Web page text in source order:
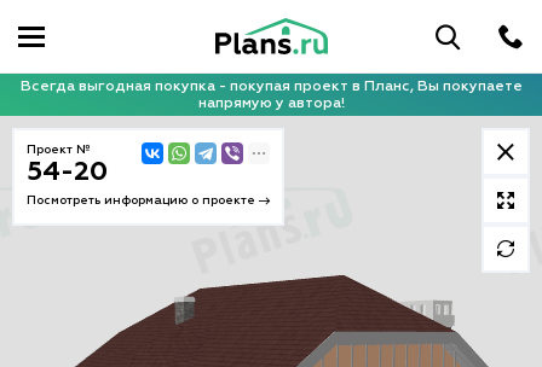
Всегда выгодная покупка - покупая проект в Планс, Вы покупаете
напрямую у автора!
Проект №
54-20
Посмотреть информацию о проекте